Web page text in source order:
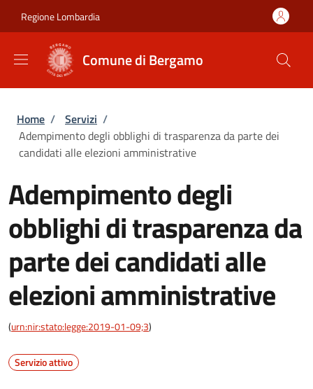
Regione Lombardia
Comune di Bergamo
Briciole di pane
Home / Servizi /
Adempimento degli obblighi di trasparenza da parte dei
candidati alle elezioni amministrative
Adempimento degli
obblighi di trasparenza da
parte dei candidati alle
elezioni amministrative
(urn:nir:stato:legge:2019-01-09;3)
Servizio attivo